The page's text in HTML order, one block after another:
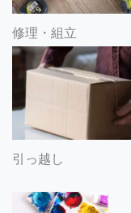
修理・組立
引っ越し